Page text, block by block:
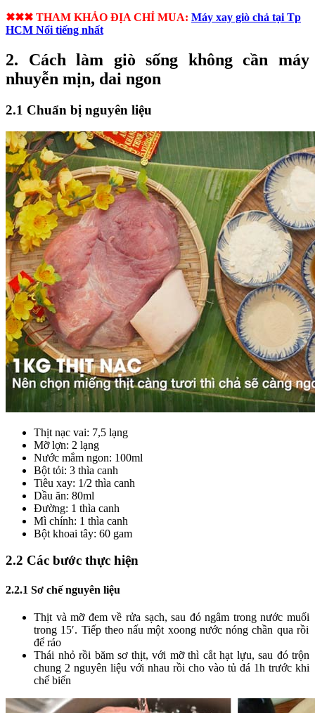
✖✖✖ THAM KHẢO ĐỊA CHỈ MUA: Máy xay giò chả tại Tp
HCM Nổi tiếng nhất
2. Cách làm giò sống không cần máy
nhuyễn mịn, dai ngon
2.1 Chuẩn bị nguyên liệu
Thịt nạc vai: 7,5 lạng
Mỡ lợn: 2 lạng
Nước mắm ngon: 100ml
Bột tỏi: 3 thìa canh
Tiêu xay: 1/2 thìa canh
Dầu ăn: 80ml
Đường: 1 thìa canh
Mì chính: 1 thìa canh
Bột khoai tây: 60 gam
2.2 Các bước thực hiện
2.2.1 Sơ chế nguyên liệu
Thịt và mỡ đem về rửa sạch, sau đó ngâm trong nước muối
trong 15′. Tiếp theo nấu một xoong nước nóng chần qua rồi
để ráo
Thái nhỏ rồi băm sơ thịt, với mỡ thì cắt hạt lựu, sau đó trộn
chung 2 nguyên liệu với nhau rồi cho vào tủ đá 1h trước khi
chế biến